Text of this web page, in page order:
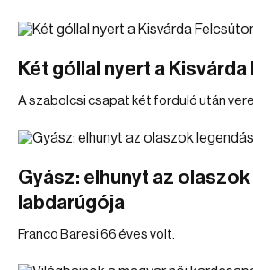
Két góllal nyert a
A szabolcsi csapat két forduló után
Gyász: elhunyt az
labdarúgója
Franco Baresi 66 éves volt.